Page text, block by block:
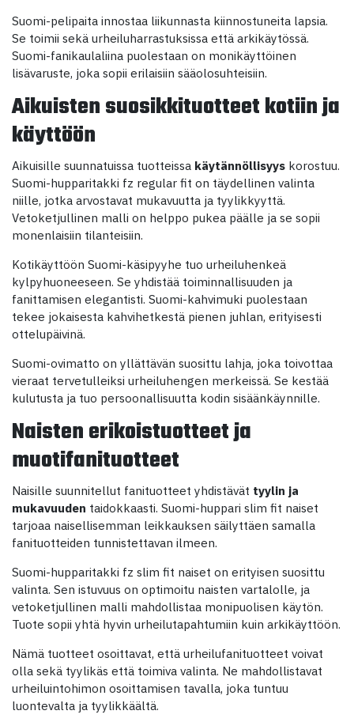
Suomi-pelipaita innostaa liikunnasta kiinnostuneita lapsia.
Se toimii sekä urheiluharrastuksissa että arkikäytössä.
Suomi-fanikaulaliina puolestaan on monikäyttöinen
lisävaruste, joka sopii erilaisiin sääolosuhteisiin.
Aikuisten suosikkituotteet kotiin ja
käyttöön
Aikuisille suunnatuissa tuotteissa käytännöllisyys korostuu.
Suomi-hupparitakki fz regular fit on täydellinen valinta
niille, jotka arvostavat mukavuutta ja tyylikkyyttä.
Vetoketjullinen malli on helppo pukea päälle ja se sopii
monenlaisiin tilanteisiin.
Kotikäyttöön Suomi-käsipyyhe tuo urheiluhenkeä
kylpyhuoneeseen. Se yhdistää toiminnallisuuden ja
fanittamisen elegantisti. Suomi-kahvimuki puolestaan
tekee jokaisesta kahvihetkestä pienen juhlan, erityisesti
ottelupäivinä.
Suomi-ovimatto on yllättävän suosittu lahja, joka toivottaa
vieraat tervetulleiksi urheiluhengen merkeissä. Se kestää
kulutusta ja tuo persoonallisuutta kodin sisäänkäynnille.
Naisten erikoistuotteet ja
muotifanituotteet
Naisille suunnitellut fanituotteet yhdistävät tyylin ja
mukavuuden taidokkaasti. Suomi-huppari slim fit naiset
tarjoaa naisellisemman leikkauksen säilyttäen samalla
fanituotteiden tunnistettavan ilmeen.
Suomi-hupparitakki fz slim fit naiset on erityisen suosittu
valinta. Sen istuvuus on optimoitu naisten vartalolle, ja
vetoketjullinen malli mahdollistaa monipuolisen käytön.
Tuote sopii yhtä hyvin urheilutapahtumiin kuin arkikäyttöön.
Nämä tuotteet osoittavat, että urheilufanituotteet voivat
olla sekä tyylikäs että toimiva valinta. Ne mahdollistavat
urheiluintohimon osoittamisen tavalla, joka tuntuu
luontevalta ja tyylikkäältä.